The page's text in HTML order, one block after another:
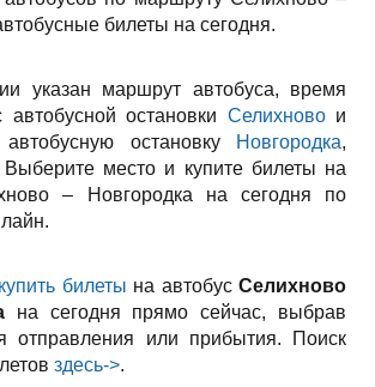
билеты на сегодня.
указан маршрут автобуса, время
автобусной остановки Селихновои
остановку
Новгородка,
место и купите билеты на
– Новгородка на сегодня по
купить билеты на автобус Селихново
на сегодня прямо сейчас, выбрав
отправления или прибытия. Поиск
здесь->.